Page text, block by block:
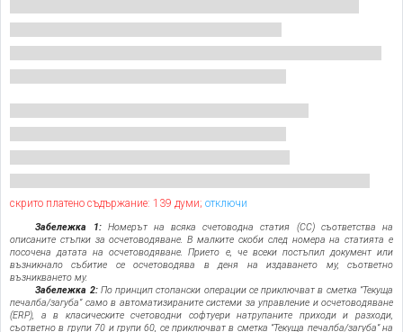
скрито платено съдържание: 139 думи; отключи
Забележка 1:Номерът на всяка счетоводна статия (СС) съответства на
описаните стъпки за осчетоводяване. В малките скоби след номера на статията е
посочена датата на осчетоводяване. Прието е, че всеки постъпил документ или
възникнало събитие се осчетоводява в деня на издаването му, съответно
възникването му.
Забележка 2: По принцип стопански операции се приключват в сметка ”Текуща
печалба/загуба” само в автоматизираните системи за управление и осчетоводяване
(ERP), а в класическите счетоводни софтуери натрупаните приходи и разходи,
съответно в групи 70 и групи 60, се приключват в сметка ”Текуща печалба/загуба” на